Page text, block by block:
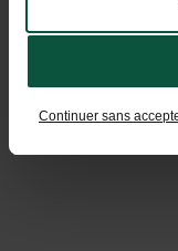
Continuer sans